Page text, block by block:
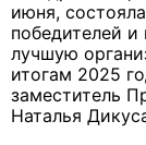
июня,
победителей и
лучшую
итогам 2025
заместитель
Наталья